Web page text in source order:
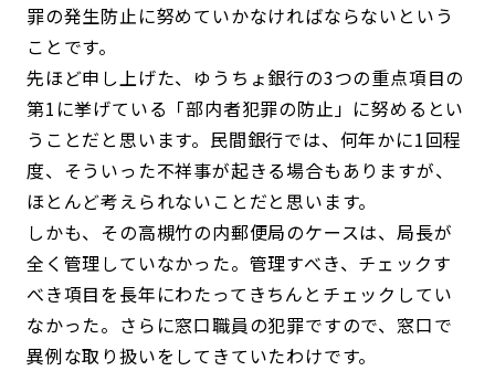
罪の発生防止に努めていかなければならないという
ことです。
先ほど申し上げた、ゆうちょ銀行の3つの重点項目の
第1に挙げている「部内者犯罪の防止」に努めるとい
うことだと思います。民間銀行では、何年かに1回程
度、そういった不祥事が起きる場合もありますが、
ほとんど考えられないことだと思います。
しかも、その高槻竹の内郵便局のケースは、局長が
全く管理していなかった。管理すべき、チェックす
べき項目を長年にわたってきちんとチェックしてい
なかった。さらに窓口職員の犯罪ですので、窓口で
異例な取り扱いをしてきていたわけです。